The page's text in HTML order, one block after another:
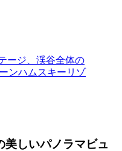
ージ、渓谷全体の
ンハムスキーリゾ
美しいパノラマビュ